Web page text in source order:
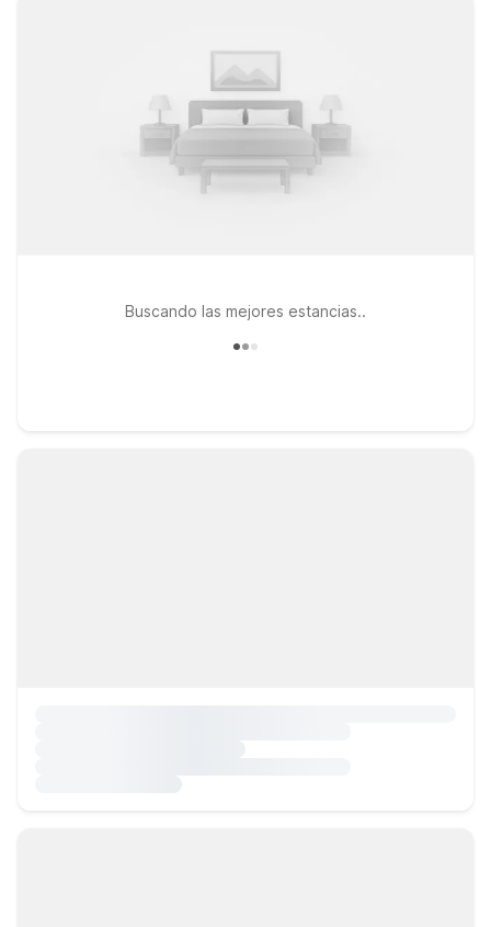
Buscando las mejores estancias..